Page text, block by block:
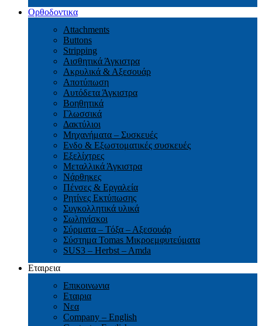
Ορθοδοντικα
Attachments
Buttons
Stripping
Αισθητικά Άγκιστρα
Ακρυλικά & Αξεσουάρ
Αποτύπωση
Αυτόδετα Άγκιστρα
Βοηθητικά
Γλωσσικά
Δακτύλιοι
Μηχανήματα – Συσκευές
Ενδο & Εξωστοματικές συσκευές
Εξελίχτρες
Μεταλλικά Άγκιστρα
Νάρθηκες
Πένσες & Εργαλεία
Ρητίνες Εκτύπωσης
Συγκολλητικά υλικά
Σωληνίσκοι
Σύρματα – Τόξα – Αξεσουάρ
Σύστημα Tomas Μικροεμφυτεύματα
SUS3 – Herbst – Amda
Εταιρεια
Επικοινωνια
Εταιρια
Νεα
Company – English